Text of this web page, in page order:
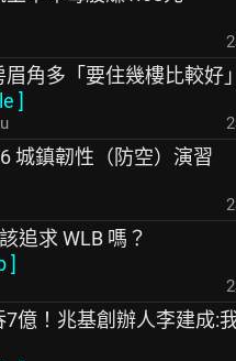
眉角多「要住幾樓比較好
]
城鎮韌性（防空）演習
追求 WLB 嗎？
]
7億！兆基創辦人李建成: